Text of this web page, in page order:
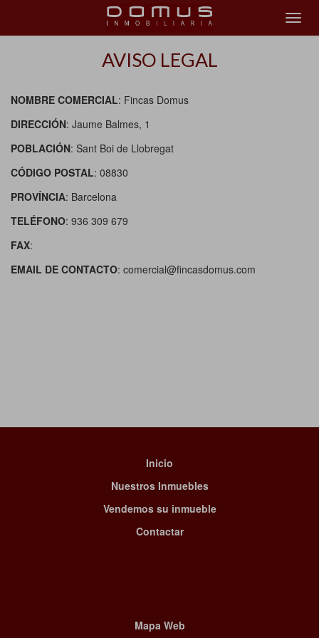
AVISO LEGAL
NOMBRE COMERCIAL: Fincas Domus
DIRECCIÓN: Jaume Balmes, 1
POBLACIÓN: Sant Boi de Llobregat
CÓDIGO POSTAL: 08830
PROVÍNCIA: Barcelona
TELÉFONO: 936 309 679
FAX:
EMAIL DE CONTACTO: comercial@fincasdomus.com
Inicio
Nuestros Inmuebles
Vendemos su inmueble
Contactar
Mapa Web